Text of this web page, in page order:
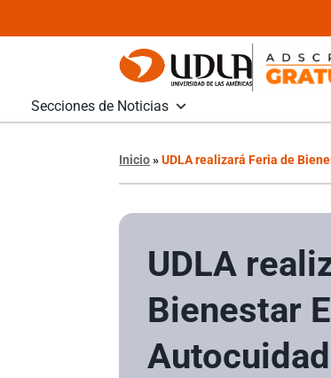
Secciones de Noticias
Inicio»UDLA realizará Feria de
UDLA
Bienestar